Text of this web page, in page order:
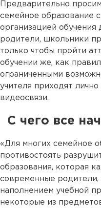
Предварительно
семейное образование
организацией обучения
родители, школьники
только чтобы пройти
обучении же, как
ограниченными
учителя приходят
видеосвязи.
С чего все
«Для многих семейное
противостоять
образования, которая
современные
наполнением учебной
некоторые из